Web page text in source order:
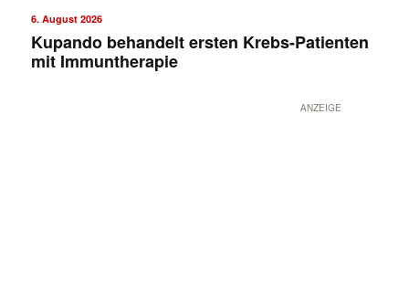
6. August 2026
Kupando behandelt ersten Krebs-Patienten
mit Immuntherapie
ANZEIGE